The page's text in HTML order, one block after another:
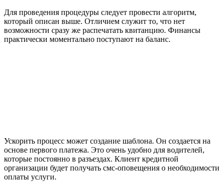
Для проведения процедуры следует провести алгоритм,
который описан выше. Отличием служит то, что нет
возможности сразу же распечатать квитанцию. Финансы
практически моментально поступают на баланс.
Ускорить процесс может создание шаблона. Он создается на
основе первого платежа. Это очень удобно для водителей,
которые постоянно в разъездах. Клиент кредитной
организации будет получать смс-оповещения о необходимости
оплаты услуги.